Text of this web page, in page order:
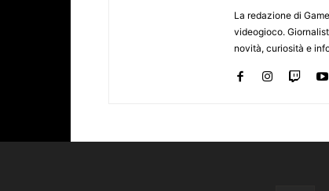
La redazione di
videogioco.
novità, curiosità e